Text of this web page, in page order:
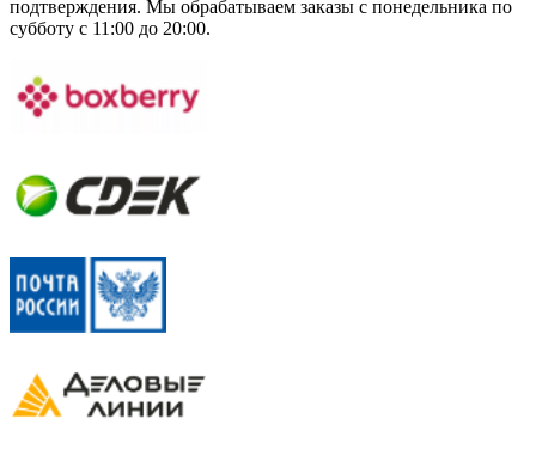
подтверждения. Мы обрабатываем заказы с понедельника по
субботу с 11:00 до 20:00.